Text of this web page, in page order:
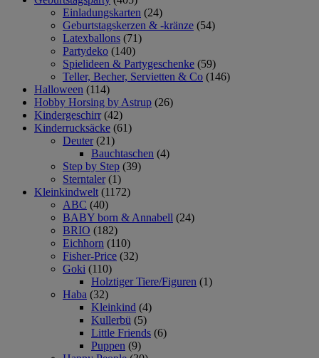
Einladungskarten (24)
Geburtstagskerzen & -kränze (54)
Latexballons (71)
Partydeko (140)
Spielideen & Partygeschenke (59)
Teller, Becher, Servietten & Co (146)
Halloween (114)
Hobby Horsing by Astrup (26)
Kindergeschirr (42)
Kinderrucksäcke (61)
Deuter (21)
Bauchtaschen (4)
Step by Step (39)
Sterntaler (1)
Kleinkindwelt (1172)
ABC (40)
BABY born & Annabell (24)
BRIO (182)
Eichhorn (110)
Fisher-Price (32)
Goki (110)
Holztiger Tiere/Figuren (1)
Haba (32)
Kleinkind (4)
Kullerbü (5)
Little Friends (6)
Puppen (9)